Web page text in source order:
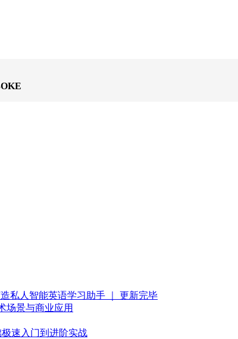
私人智能英语学习助手 ｜ 更新完毕
场景与商业应用
极速入门到进阶实战